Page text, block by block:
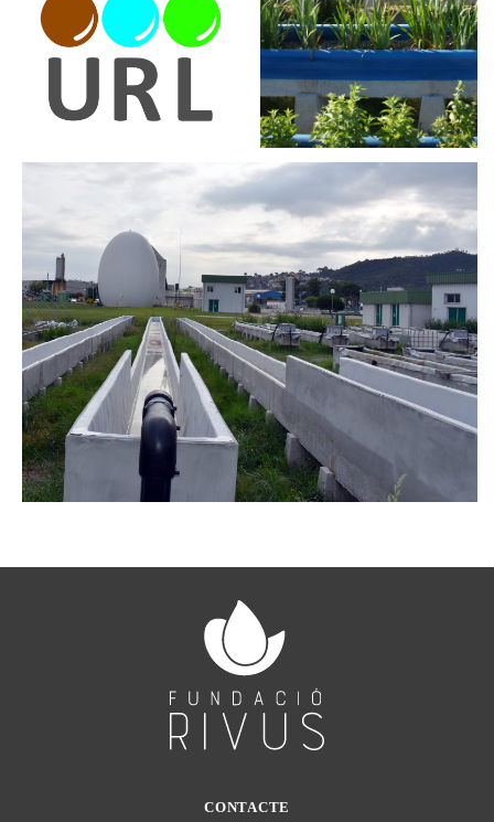
CONTACTE